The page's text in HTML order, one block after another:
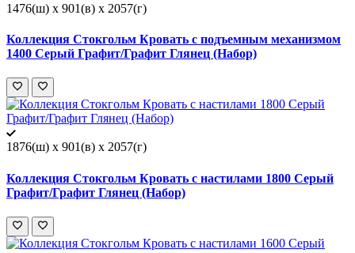
1476(ш) x 901(в) x 2057(г)
Коллекция Стокгольм Кровать с подъемным механизмом
1400 Серый Графит/Графит Глянец (Набор)
1876(ш) x 901(в) x 2057(г)
Коллекция Стокгольм Кровать с настилами 1800 Серый
Графит/Графит Глянец (Набор)